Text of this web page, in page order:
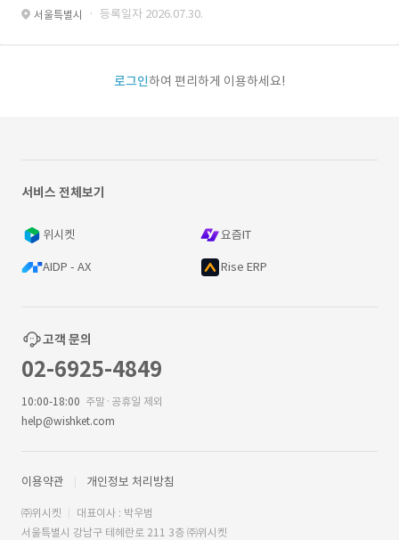
서울특별시 · 등록일자 2026.07.30.
로그인하여 편리하게 이용하세요!
서비스 전체보기
위시켓 요즘IT
AIDP - AX Rise ERP
고객 문의
02-6925-4849
10:00-18:00 주말·공휴일 제외
help@wishket.com
이용약관 개인정보 처리방침
㈜위시켓
대표이사 : 박우범
서울특별시 강남구 테헤란로 211 3층 ㈜위시켓